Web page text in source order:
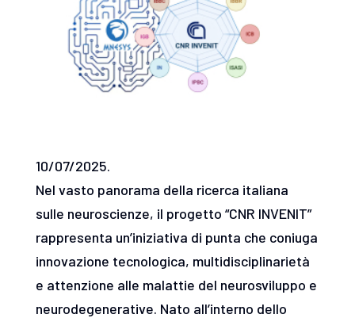
10/07/2025.
Nel vasto panorama della ricerca italiana
sulle neuroscienze, il progetto “CNR INVENIT”
rappresenta un’iniziativa di punta che coniuga
innovazione tecnologica, multidisciplinarietà
e attenzione alle malattie del neurosviluppo e
neurodegenerative. Nato all’interno dello